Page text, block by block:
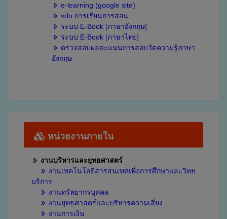
e-learning (google site)
vdo การเรียนการสอน
ระบบ E-Book [ภาษาอังกฤษ]
ระบบ E-Book [ภาษาไทย]
ตรวจสอบผลคะแนนการสอบวัดความรู้ภาษา
อังกฤษ
หน่วยงานภายใน
งานบริหารและยุทธศาสตร์
งานเทคโนโลยีสารสนเทศเพื่อการศึกษาและวิทย
บริการ
งานทรัพยากรบุคคล
งานยุทธศาสตร์และบริหารความเสี่ยง
งานการเงิน